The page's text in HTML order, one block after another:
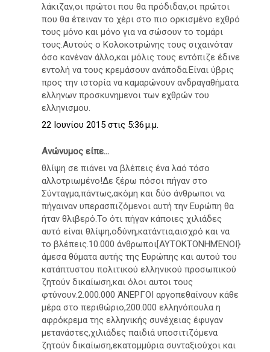
λάκιζαν,οι πρώτοι που θα πρόδιδαν,οι πρώτοι
που θα έτειναν το χέρι στο πιο ορκισμένο εχθρό
τους μόνο και μόνο για να σώσουν το τομάρι
τους.Αυτούς ο Κολοκοτρώνης τους σιχαινόταν
όσο κανέναν άλλο,και μόλις τους εντόπιζε έδινε
εντολή να τους κρεμάσουν ανάποδα.Είναι ύβρις
προς την ιστορία να καμαρώνουν ανδραγαθήματα
ελληνων προσκυνημενοι των εχθρών του
ελληνισμου.
22 Ιουνίου 2015 στις 5:36 μ.μ.
Ανώνυμος είπε...
θλίψη σε πιάνει να βλέπεις ένα λαό τόσο
αλλοτριωμένο!Δε ξέρω πόσοι πήγαν στο
Σύνταγμα,πάντως,ακόμη και δύο άνθρωποι να
πήγαιναν υπερασπιζόμενοι αυτή την Ευρώπη θα
ήταν θλιβερό.Το ότι πήγαν κάποιες χιλιάδες
αυτό είναι θλίψη,οδύνη,κατάντια,αισχρό και να
το βλέπεις.10.000 άνθρωποι[ΑΥΤΟΚΤΟΝΗΜΈΝΟΙ}
άμεσα θύματα αυτής της Ευρώπης και αυτού του
κατάπτυστου πολιτικού ελληνικού προσωπικού
ζητούν δικαίωση,και όλοι αυτοι τους
φτύνουν.2.000.000 ΆΝΕΡΓΟΙ αργοπεθαίνουν κάθε
μέρα στο περιθώριο,200.000 ελληνόπουλα η
αφρόκρεμα της ελληνικής συνέχειας έφυγαν
μετανάστες,χιλιάδες παιδιά υποσιτιζόμενα
ζητούν δικαίωση,εκατομμύρια συνταξιούχοι και